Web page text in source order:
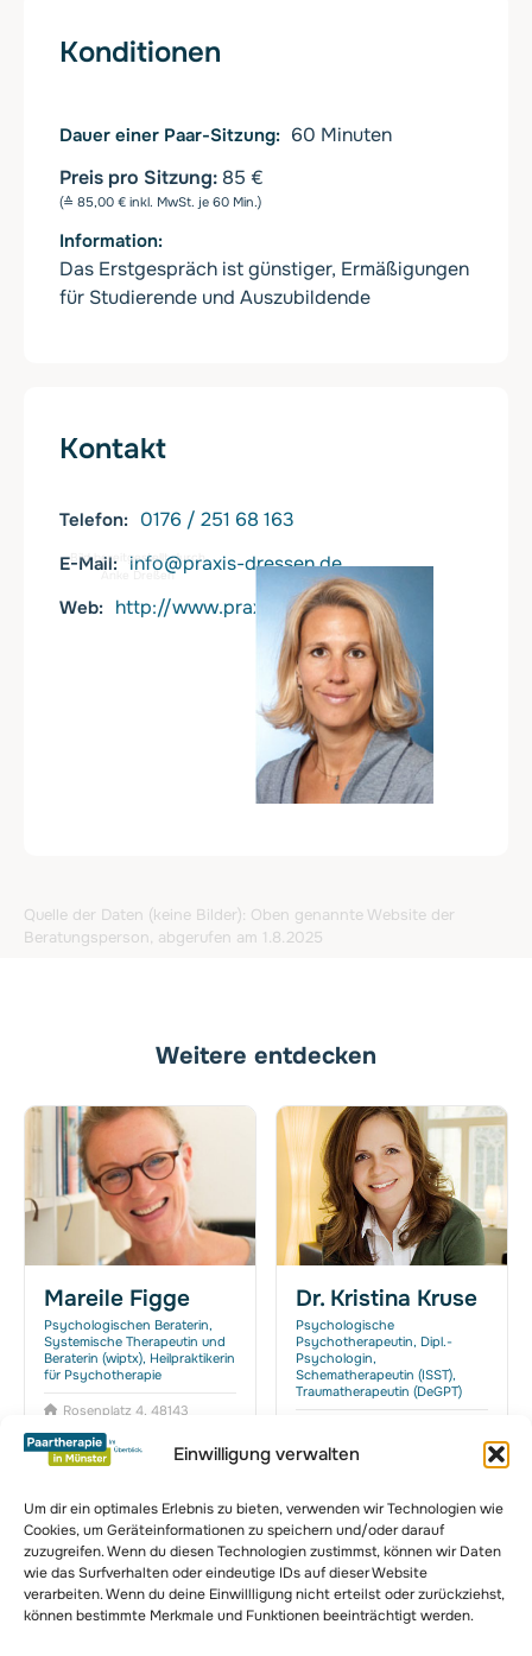
Einwilligung verwalten
Um dir ein optimales Erlebnis zu bieten, verwenden wir Technologien wie
Cookies, um Geräteinformationen zu speichern und/oder darauf
zuzugreifen. Wenn du diesen Technologien zustimmst, können wir Daten
wie das Surfverhalten oder eindeutige IDs auf dieser Website
verarbeiten. Wenn du deine Einwillligung nicht erteilst oder zurückziehst,
können bestimmte Merkmale und Funktionen beeinträchtigt werden.
Konditionen
Dauer einer Paar-Sitzung 60 Minuten
Preis pro Sitzung: 85 €
(≙ 85,00 € inkl. MwSt. je 60 Min.)
Information
Das Erstgespräch ist günstiger, Ermäßigungen
für Studierende und Auszubildende
Kontakt
Telefon 0176 / 251 68 163
E-Mail info@praxis-dressen.de
Web http://www.praxis-dressen.de/
Bild bereitgestellt durch
Anke Dreßen
Quelle der Daten (keine Bilder): Oben genannte Website der
Beratungsperson, abgerufen am 1.8.2025
Weitere entdecken
Mareile Figge
Psychologischen Beraterin,
Systemische Therapeutin und
Beraterin (wiptx), Heilpraktikerin
für Psychotherapie
Rosenplatz 4, 48143
Münster
Dr. Kristina Kruse
Psychologische
Psychotherapeutin, Dipl.-
Psychologin,
Schematherapeutin (ISST),
Traumatherapeutin (DeGPT)
zur Komplettübersicht